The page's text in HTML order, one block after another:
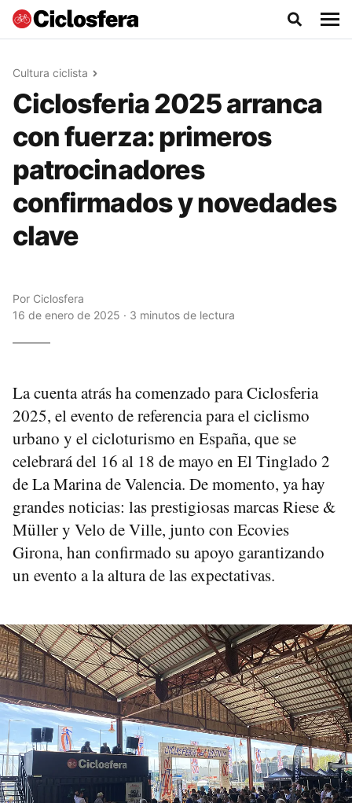
Cultura ciclista
Ciclosferia 2025 arranca
con fuerza: primeros
patrocinadores
confirmados y novedades
clave
Por Ciclosfera
16 de enero de 2025 · 3 minutos de lectura
La cuenta atrás ha comenzado para Ciclosferia
2025, el evento de referencia para el ciclismo
urbano y el cicloturismo en España, que se
celebrará del 16 al 18 de mayo en El Tinglado 2
de La Marina de Valencia. De momento, ya hay
grandes noticias: las prestigiosas marcas Riese &
Müller y Velo de Ville, junto con Ecovies
Girona, han confirmado su apoyo garantizando
un evento a la altura de las expectativas.